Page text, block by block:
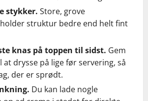
stykker. Store, grove
struktur bedre end helt fint
knas på toppen til sidst. Gem
drysse på lige før servering, så
der er sprødt.
Du kan lade nogle